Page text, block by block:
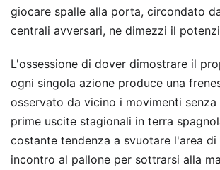
giocare spalle alla porta, circondato
centrali avversari, ne dimezzi il
L'ossessione di dover dimostrare il
ogni singola azione produce una
osservato da vicino i movimenti
prime uscite stagionali in terra
costante tendenza a svuotare l'area
incontro al pallone per sottrarsi alla